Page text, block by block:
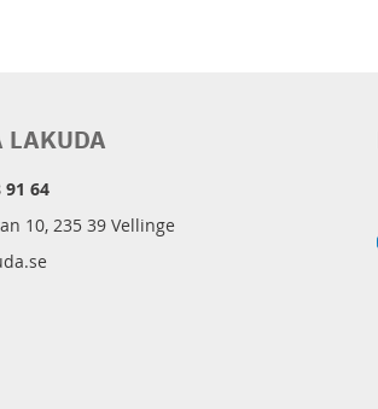
LAKUDA
91 64
10, 235 39 Vellinge